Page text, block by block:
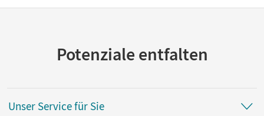
Potenziale entfalten
Unser Service für Sie